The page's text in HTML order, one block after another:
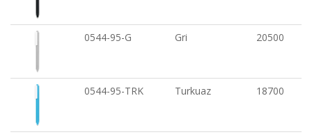
0544-95-G Gri 20500
0544-95-TRK Turkuaz 18700